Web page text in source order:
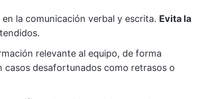
la comunicación verbal y escrita. Evita la
relevante al equipo, de forma
casos desafortunados como retrasos o